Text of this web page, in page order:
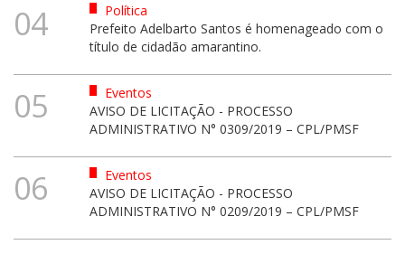
04
Política
Prefeito Adelbarto Santos é homenageado com o
título de cidadão amarantino.
05
Eventos
AVISO DE LICITAÇÃO - PROCESSO
ADMINISTRATIVO N° 0309/2019 – CPL/PMSF
06
Eventos
AVISO DE LICITAÇÃO - PROCESSO
ADMINISTRATIVO N° 0209/2019 – CPL/PMSF